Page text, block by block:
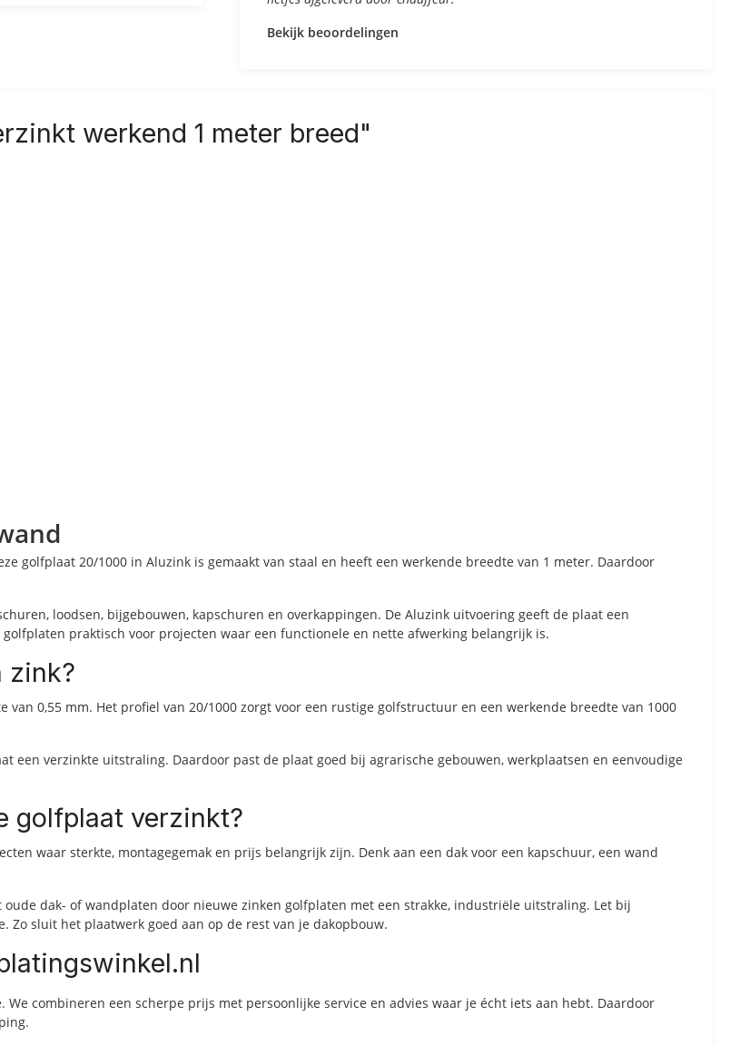
Bekijk beoordelingen
werkend 1 meter breed"
golfplaat 20/1000 in Aluzink is gemaakt van staal en heeft een werkende breedte van 1 meter. Daardoor
loodsen, bijgebouwen, kapschuren en overkappingen. De Aluzink uitvoering geeft de plaat een
praktisch voor projecten waar een functionele en nette afwerking belangrijk is.
zink?
0,55 mm. Het profiel van 20/1000 zorgt voor een rustige golfstructuur en een werkende breedte van 1000
een verzinkte uitstraling. Daardoor past de plaat goed bij agrarische gebouwen, werkplaatsen en eenvoudige
golfplaat verzinkt?
waar sterkte, montagegemak en prijs belangrijk zijn. Denk aan een dak voor een kapschuur, een wand
oude dak- of wandplaten door nieuwe zinken golfplaten met een strakke, industriële uitstraling. Let bij
sluit het plaatwerk goed aan op de rest van je dakopbouw.
combineren een scherpe prijs met persoonlijke service en advies waar je écht iets aan hebt. Daardoor